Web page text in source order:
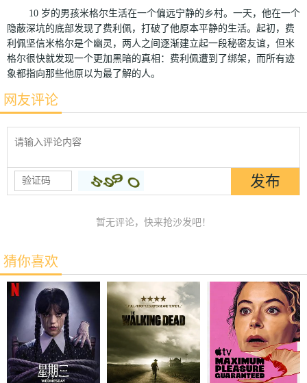
10 岁的男孩米格尔生活在一个偏远宁静的乡村。一天，他在一个
隐蔽深坑的底部发现了费利佩，打破了他原本平静的生活。起初，费
利佩坚信米格尔是个幽灵，两人之间逐渐建立起一段秘密友谊，但米
格尔很快就发现一个更加黑暗的真相：费利佩遭到了绑架，而所有迹
象都指向那些他原以为最了解的人。
网友评论
暂无评论，快来抢沙发吧！
猜你喜欢